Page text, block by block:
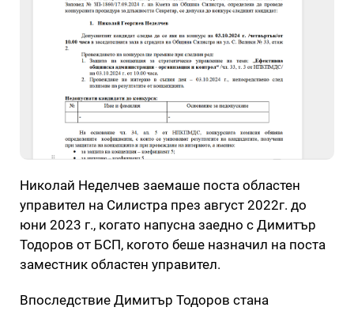
Николай Неделчев заемаше поста областен
управител на Силистра през август 2022г. до
юни 2023 г., когато напусна заедно с Димитър
Тодоров от БСП, когото беше назначил на поста
заместник областен управител.
Впоследствие Димитър Тодоров стана